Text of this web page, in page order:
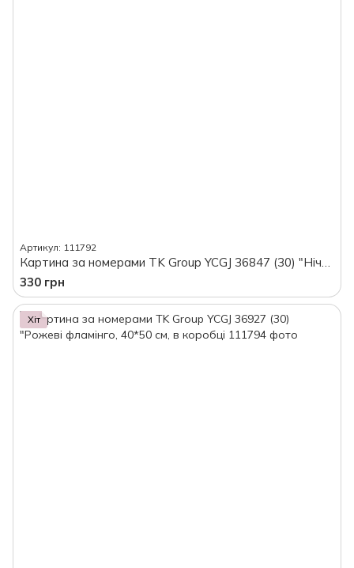
Артикул: 111792
Картина за номерами TK Group YCGJ 36847 (30) "Нічний Нью-Йорк", 40*50 см, в коробці
330 грн
Хіт